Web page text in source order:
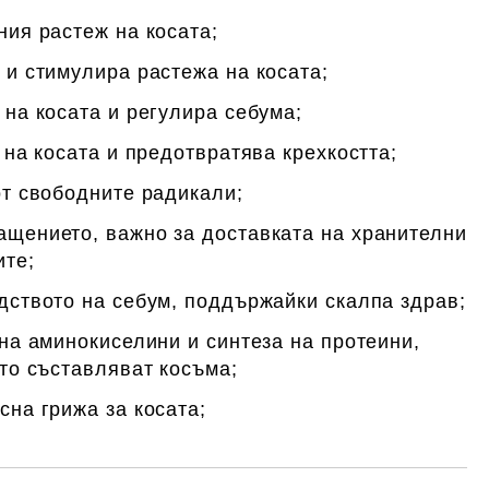
растеж на косата;
стимулира растежа на косата;
косата и регулира себума;
косата и предотвратява крехкостта;
свободните радикали;
важно за доставката на хранителни
на себум, поддържайки скалпа здрав;
аминокиселини и синтеза на протеини,
съставляват косъма;
грижа за косата;